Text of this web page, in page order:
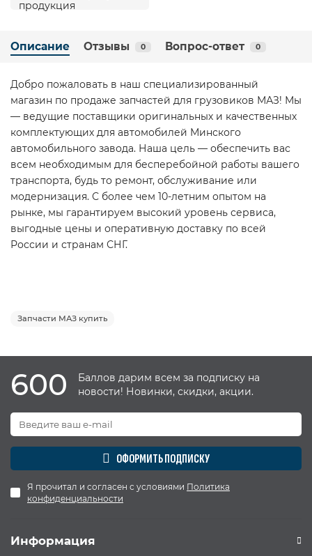
Описание Отзывы 0 Вопрос-ответ 0
Добро пожаловать в наш специализированный
магазин по продаже запчастей для грузовиков МАЗ! Мы
— ведущие поставщики оригинальных и качественных
комплектующих для автомобилей Минского
автомобильного завода. Наша цель — обеспечить вас
всем необходимым для бесперебойной работы вашего
транспорта, будь то ремонт, обслуживание или
модернизация. С более чем 10-летним опытом на
рынке, мы гарантируем высокий уровень сервиса,
выгодные цены и оперативную доставку по всей
России и странам СНГ.
Запчасти МАЗ купить
600
Баллов дарим всем за подписку на
новости! Новинки, скидки, акции.
ОФОРМИТЬ ПОДПИСКУ
Я прочитал и согласен с условиями Политика
конфиденциальности
Информация